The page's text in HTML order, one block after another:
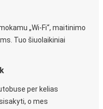
„Wi-Fi“, maitinimo
Tuo šiuolaikiniai
per kelias
o mes